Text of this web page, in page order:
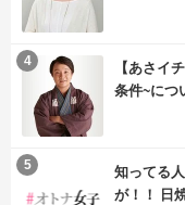
【あさイ
条件~につ
4
知ってる
が！！ 日
5